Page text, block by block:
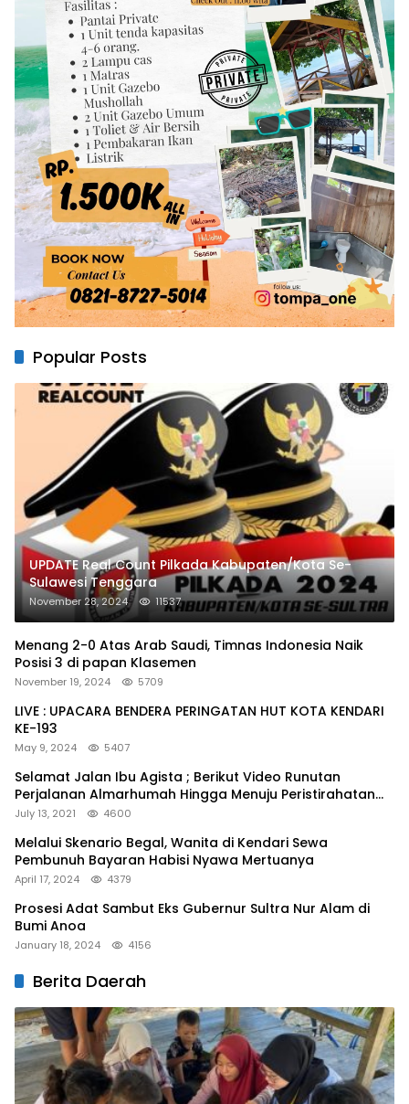
Popular Posts
UPDATE Real Count Pilkada Kabupaten/Kota Se-
Sulawesi Tenggara
November 28, 2024 11537
Menang 2-0 Atas Arab Saudi, Timnas Indonesia Naik
Posisi 3 di papan Klasemen
November 19, 2024 5709
LIVE : UPACARA BENDERA PERINGATAN HUT KOTA KENDARI
KE-193
May 9, 2024 5407
Selamat Jalan Ibu Agista ; Berikut Video Runutan
Perjalanan Almarhumah Hingga Menuju Peristirahatan
Terakhir
July 13, 2021 4600
Melalui Skenario Begal, Wanita di Kendari Sewa
Pembunuh Bayaran Habisi Nyawa Mertuanya
April 17, 2024 4379
Prosesi Adat Sambut Eks Gubernur Sultra Nur Alam di
Bumi Anoa
January 18, 2024 4156
Berita Daerah